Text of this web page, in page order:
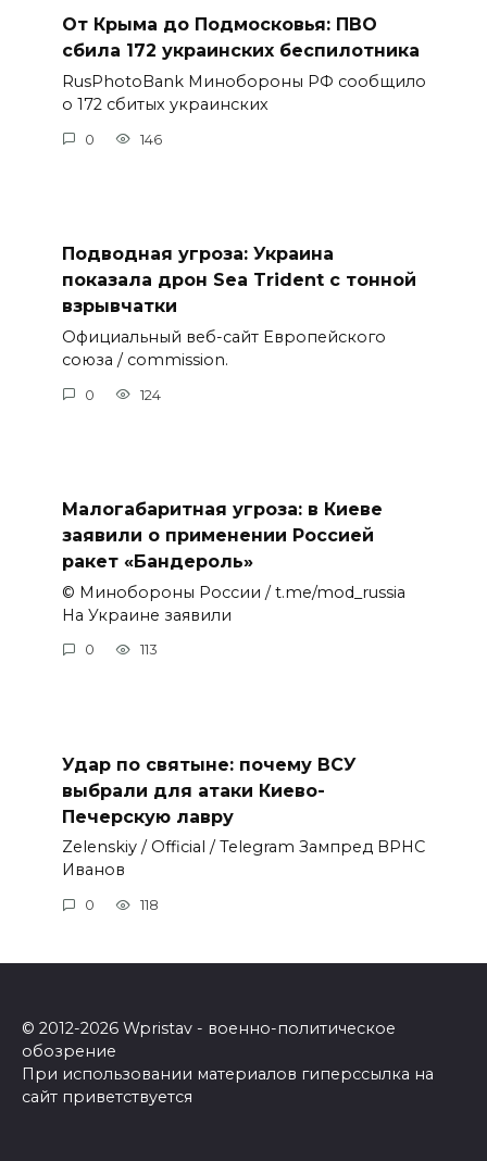
От Крыма до Подмосковья: ПВО
сбила 172 украинских беспилотника
RusPhotoBank Минобороны РФ сообщило
о 172 сбитых украинских
0 146
Подводная угроза: Украина
показала дрон Sea Trident с тонной
взрывчатки
Официальный веб-сайт Европейского
союза / commission.
0 124
Малогабаритная угроза: в Киеве
заявили о применении Россией
ракет «Бандероль»
© Минобороны России / t.me/mod_russia
На Украине заявили
0 113
Удар по святыне: почему ВСУ
выбрали для атаки Киево-
Печерскую лавру
Zеlеnskiу / Оfficiаl / Telegram Зампред ВРНС
Иванов
0 118
© 2012-2026 Wpristav - военно-политическое
обозрение
При использовании материалов гиперссылка на
сайт приветствуется